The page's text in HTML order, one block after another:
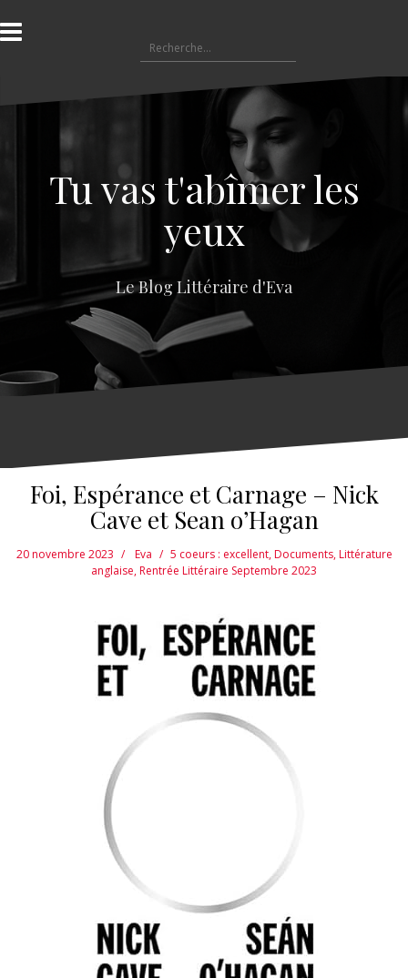
l
a
e
e
Tu vas t'abîmer les
yeux
Le Blog Littéraire d'Eva
Foi, Espérance et Carnage – Nick
Cave et Sean o’Hagan
20 novembre 2023 Eva 5 coeurs : excellent,Documents,Littérature
anglaise,Rentrée Littéraire Septembre 2023